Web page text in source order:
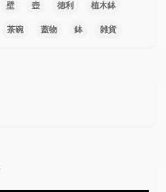
壁 壺 徳利 植木鉢
茶碗 蓋物 鉢 雑貨